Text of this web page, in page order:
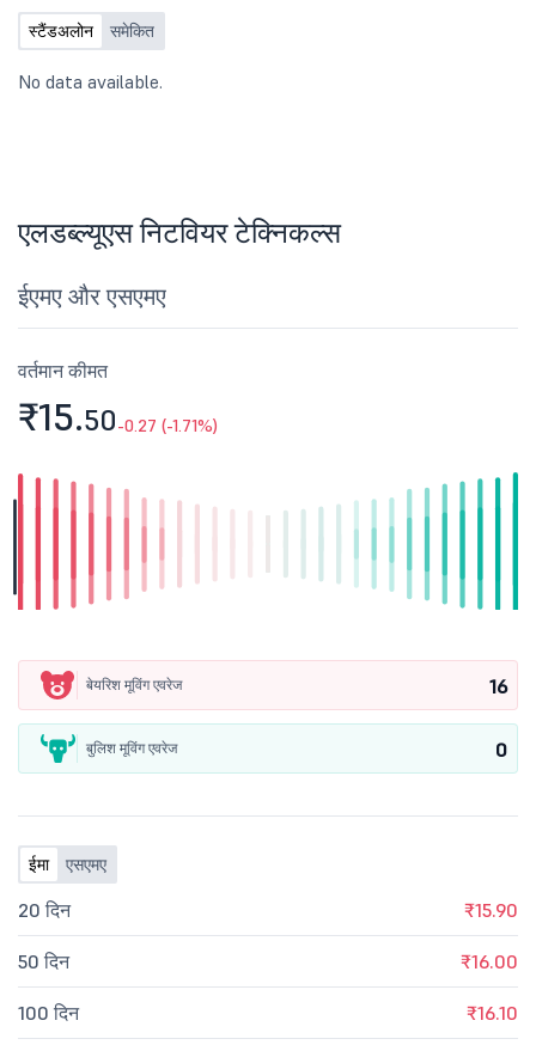
स्टैंडअलोन
समेकित
No data available.
एलडब्ल्यूएस निटवियर टेक्निकल्स
ईएमए और एसएमए
वर्तमान कीमत
₹15.50-0.27 (-1.71%)
बेयरिश मूविंग एवरेज 16
बुलिश मूविंग एवरेज 0
ईमा एसएमए
20 दिन ₹15.90
50 दिन ₹16.00
100 दिन ₹16.10